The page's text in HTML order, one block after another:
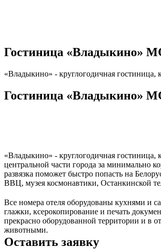
Гостиница «Владыкино»
«Владыкино» - круглогодичная гостиница,
Гостиница «Владыкино»
«Владыкино» - круглогодичная гостиница,
центральной части города за минимально
развязка поможет быстро попасть на
ВВЦ, музея космонавтики, Останкинской
Все номера отеля оборудованы кухнями и
глажки, ксерокопирование и печать
прекрасно оборудованной территории и в
животными.
Оставить заявку